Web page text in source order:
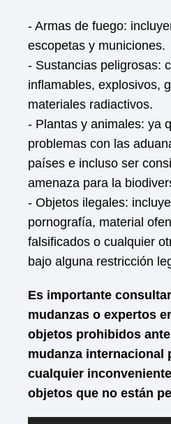
- Armas de fuego:
escopetas y municiones.
- Sustancias peligrosas:
inflamables, explosivos,
materiales radiactivos.
- Plantas y animales: ya
problemas con las
países e incluso ser
amenaza para la
- Objetos ilegales:
pornografía, material
falsificados o cualquier
bajo alguna restricción
Es importante
mudanzas o expertos
objetos prohibidos
mudanza internacional
cualquier
objetos que no están